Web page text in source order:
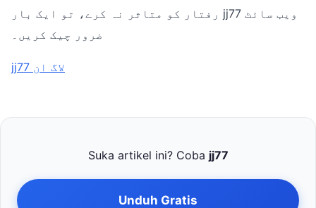
رفتار کو متاثر نہ کرے، تو ایک بار jj77 ویب سائٹ
ضرور چیک کریں۔
jj77 لاگ ان
Suka artikel ini? Coba jj77
Unduh Gratis